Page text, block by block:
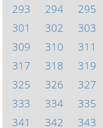
293
294 295
301
302 303
309
310 311
317
318 319
325
326 327
333
334 335
341
342 343